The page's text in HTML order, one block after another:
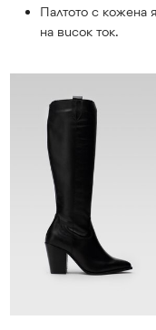
Палтото с кожена
на висок ток.